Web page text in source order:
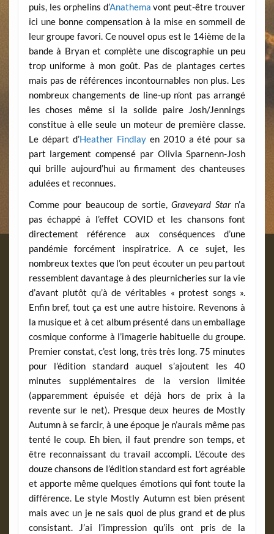
puis, les orphelins d’Anathema vont peut-être trouver
ici une bonne compensation à la mise en sommeil de
leur groupe favori. Ce nouvel opus est le 14ième de la
bande à Bryan et complète une discographie un peu
trop uniforme à mon goût. Pas de plantages certes
mais pas de références incontournables non plus. Les
nombreux changements de line-up n’ont pas arrangé
les choses même si la solide paire Josh/Jennings
constitue à elle seule un moteur de première classe.
Le départ d’Heather Findlayen 2010 a été pour sa
part largement compensé par Olivia Sparnenn-Josh
qui brille aujourd’hui au firmament des chanteuses
adulées et reconnues.
Comme pour beaucoup de sortie,Graveyard Starn’a
pas échappé à l’effet COVID et les chansons font
directement référence aux conséquences d’une
pandémie forcément inspiratrice. A ce sujet, les
nombreux textes que l’on peut écouter un peu partout
ressemblent davantage à des pleurnicheries sur la vie
d’avant plutôt qu’à de véritables « protest songs ».
Enfin bref, tout ça est une autre histoire. Revenons à
la musique et à cet album présenté dans un emballage
cosmique conforme à l’imagerie habituelle du groupe.
Premier constat, c’est long, très très long. 75 minutes
pour l’édition standard auquel s’ajoutent les 40
minutes supplémentaires de la version limitée
(apparemment épuisée et déjà hors de prix à la
revente sur le net). Presque deux heures de Mostly
Autumn à se farcir, à une époque je n’aurais même pas
tenté le coup. Eh bien, il faut prendre son temps, et
être reconnaissant du travail accompli. L’écoute des
douze chansons de l’édition standard est fort agréable
et apporte même quelques émotions qui font toute la
différence. Le style Mostly Autumn est bien présent
mais avec un je ne sais quoi de plus grand et de plus
consistant. J’ai l’impression qu’ils ont pris de la